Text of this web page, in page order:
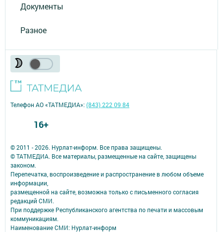
Документы
Разное
© 2011 - 2026. Нурлат-⁠информ. Все права защищены.
© ТАТМЕДИА. Все материалы, размещенные на сайте, защищены
законом.
Перепечатка, воспроизведение и распространение в любом объеме
информации,
размещенной на сайте, возможна только с письменного согласия
редакций СМИ.
При поддержке Республиканского агентства по печати и массовым
коммуникациям.
Наименование СМИ: Нурлат-⁠информ
Телефон АО «ТАТМЕДИА»:(843) 222 09 84
16+